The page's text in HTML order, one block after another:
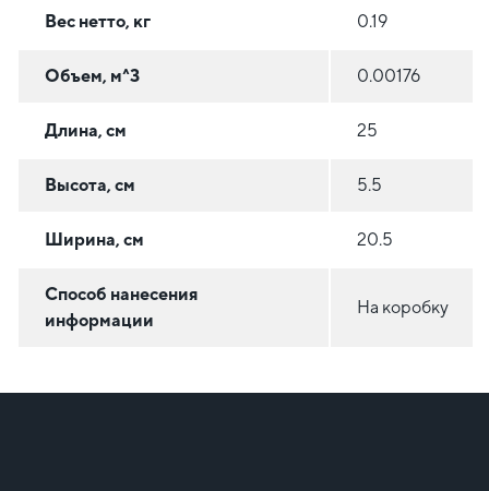
Вес нетто, кг 0.19
Объем, м^3 0.00176
Длина, см 25
Высота, см 5.5
Ширина, см 20.5
Способ нанесения
информации
На коробку